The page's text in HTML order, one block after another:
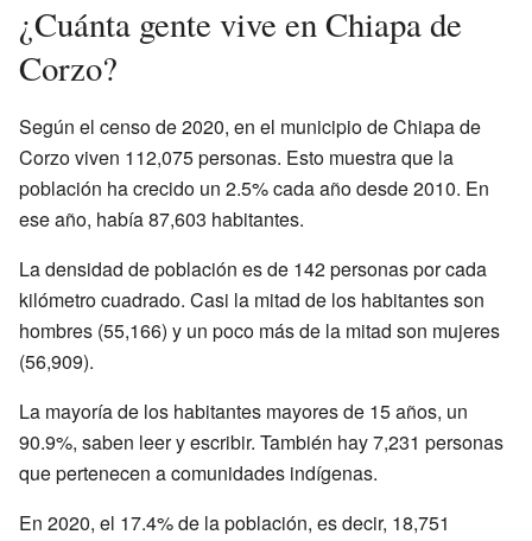
¿Cuánta gente vive en Chiapa de
Corzo?
Según el censo de 2020, en el municipio de Chiapa de
Corzo viven 112,075 personas. Esto muestra que la
población ha crecido un 2.5% cada año desde 2010. En
ese año, había 87,603 habitantes.
La densidad de población es de 142 personas por cada
kilómetro cuadrado. Casi la mitad de los habitantes son
hombres (55,166) y un poco más de la mitad son mujeres
(56,909).
La mayoría de los habitantes mayores de 15 años, un
90.9%, saben leer y escribir. También hay 7,231 personas
que pertenecen a comunidades indígenas.
En 2020, el 17.4% de la población, es decir, 18,751